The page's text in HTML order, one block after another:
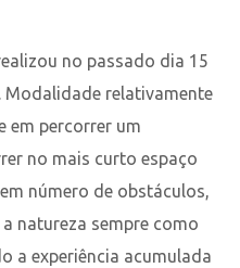
no passado dia 15
relativamente
em percorrer um
no mais curto espaço
número de obstáculos,
natureza sempre como
a experiência acumulada